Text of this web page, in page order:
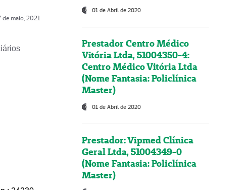
de maio, 2021
01 de Abril de 2020
Prestador Centro Médico
Vitória Ltda, 51004350-4:
Centro Médico Vitória Ltda
(Nome Fantasia: Policlínica
Master)
01 de Abril de 2020
Prestador: Vipmed Clínica
Geral Ltda, 51004349-0
(Nome Fantasia: Policlínica
Master)